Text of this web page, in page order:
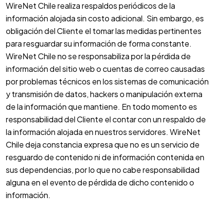
WireNet Chile realiza respaldos periódicos de la
información alojada sin costo adicional. Sin embargo, es
obligación del Cliente el tomar las medidas pertinentes
para resguardar su información de forma constante.
WireNet Chile no se responsabiliza por la pérdida de
información del sitio web o cuentas de correo causadas
por problemas técnicos en los sistemas de comunicación
y transmisión de datos, hackers o manipulación externa
de la información que mantiene. En todo momento es
responsabilidad del Cliente el contar con un respaldo de
la información alojada en nuestros servidores. WireNet
Chile deja constancia expresa que no es un servicio de
resguardo de contenido ni de información contenida en
sus dependencias, por lo que no cabe responsabilidad
alguna en el evento de pérdida de dicho contenido o
información.